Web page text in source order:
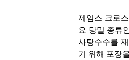
제임스 크로
요 당밀 종류
사탕수수를
기 위해 포장